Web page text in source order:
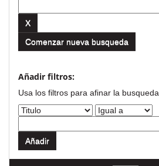
Comenzar nueva busqueda
Añadir filtros:
Usa los filtros para afinar la busqueda.